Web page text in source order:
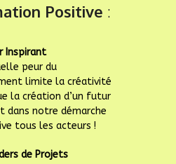
Positive :
Inspirant
peur du
limite la créativité
la création d’un futur
dans notre démarche
tous les acteurs !
de Projets